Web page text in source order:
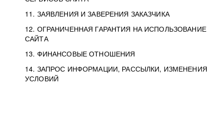
11. ЗАЯВЛЕНИЯ И ЗАВЕРЕНИЯ ЗАКАЗЧИКА
12. ОГРАНИЧЕННАЯ ГАРАНТИЯ НА ИСПОЛЬЗОВАНИЕ
САЙТА
13. ФИНАНСОВЫЕ ОТНОШЕНИЯ
14. ЗАПРОС ИНФОРМАЦИИ, РАССЫЛКИ, ИЗМЕНЕНИЯ
УСЛОВИЙ